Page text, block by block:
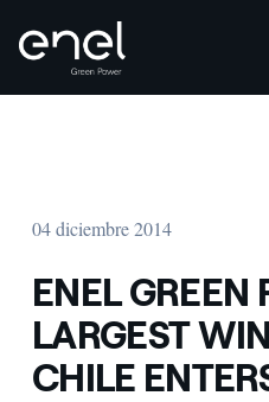
04 diciembre 2014
ENEL GREEN
LARGEST
CHILE